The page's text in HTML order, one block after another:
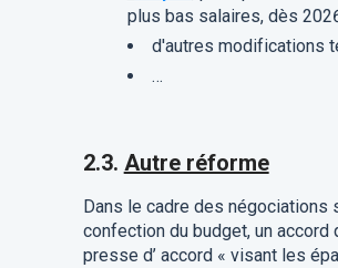
plus bas salaires, dès
d'autres modifications
…
2.3. Autre réforme
Dans le cadre des négociations
confection du budget, un accord
presse d’accord « visant les